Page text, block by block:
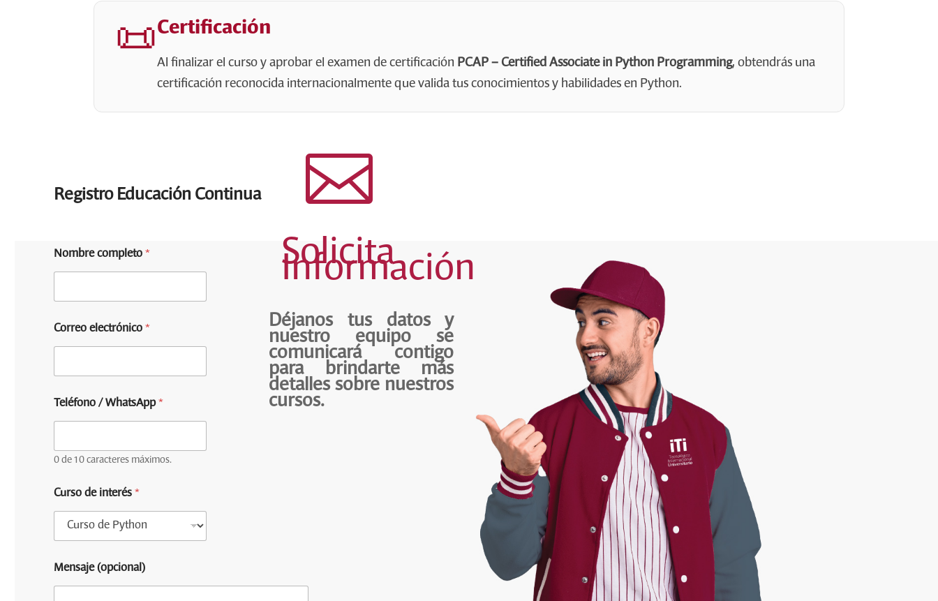
📜Certificación
Al finalizar el curso y aprobar el examen de certificación PCAP – Certified Associate in Python Programming, obtendrás una
certificación reconocida internacionalmente que valida tus conocimientos y habilidades en Python.
Registro Educación Continua
o
p
n
l
W
a
p
e
l
n
(
o
o
a
)
Nombre completo *
Correo electrónico *
Teléfono / WhatsApp*
0 de 10 caracteres máximos.
Curso de interés *
Mensaje (opcional)

Solicita
Información
Déjanos tus datos y
nuestro equipo se
comunicará contigo
para brindarte más
detalles sobre nuestros
cursos.